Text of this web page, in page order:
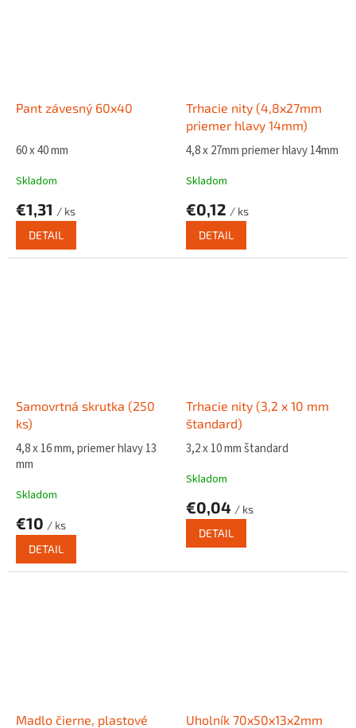
Pant závesný 60x40
60 x 40 mm
Skladom
€1,31 / ks
DETAIL
Trhacie nity (4,8x27mm
priemer hlavy 14mm)
4,8 x 27mm priemer hlavy 14mm
Skladom
€0,12 / ks
DETAIL
Samovrtná skrutka (250
ks)
4,8 x 16 mm, priemer hlavy 13
mm
Skladom
€10 / ks
DETAIL
Trhacie nity (3,2 x 10 mm
štandard)
3,2 x 10 mm štandard
Skladom
€0,04 / ks
DETAIL
Madlo čierne, plastové Uholník 70x50x13x2mm